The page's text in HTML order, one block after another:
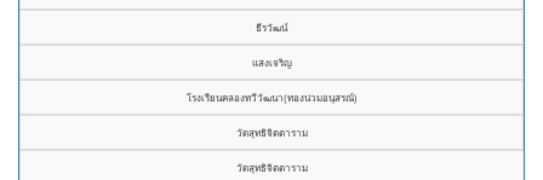
ธีรวัฒน์
แสงเจริญ
โรงเรียนคลองทวีวัฒนา(ทองน่วมอนุสรณ์)
วัดสุทธิจิตตาราม
วัดสุทธิจิตตาราม